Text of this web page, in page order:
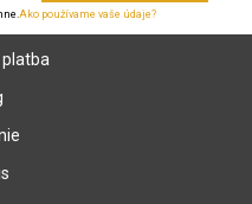
Ako používame vaše údaje?
platba